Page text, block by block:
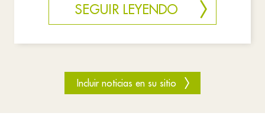
SEGUIR LEYENDO
Incluir noticias en su sitio